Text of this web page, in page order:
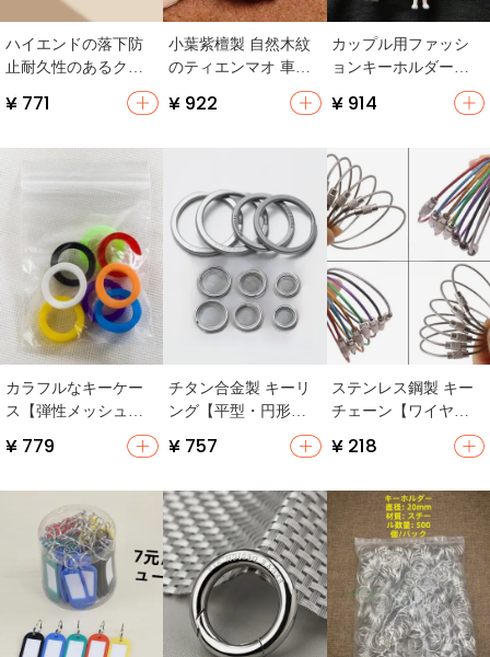
ハイエンドの落下防
止耐久性のあるクマ
の男性と女性のキー
ホルダー
¥ 771
小葉紫檀製 自然木紋
のティエンマオ 車用
¥ 922
カップル用ファッシ
ョンキーホルダー
【可愛らしいデザイ
ン・創意キャラクタ
¥ 914
カラフルなキーケー
ス【弾性メッシュデ
ザイン・多色・キー
識別用】
¥ 779
チタン合金製 キーリ
ング【平型・円形・
ン】
¥ 757
ステンレス鋼製 キー
チェーン【ワイヤー
リング・小型収納プ
レート付き・紛失防
¥ 218